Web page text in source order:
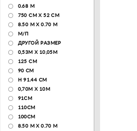
0.68 M
750 CM X 52 CM
8.50 М X 0.70 М
М/П
ДРУГОЙ РАЗМЕР
0,53М Х 10,05М
125 CM
90 СМ
H 91.44 CM
0,70М Х 10М
91СМ
110CM
100CM
8.50 M X 0.70 M